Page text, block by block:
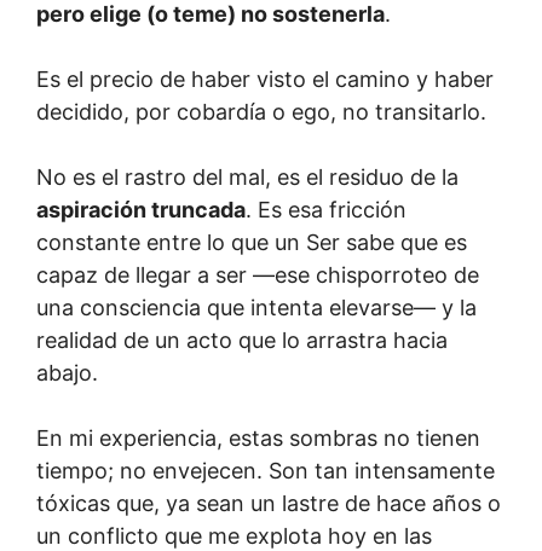
pero elige (o teme) no sostenerla.
Es el precio de haber visto el camino y haber
decidido, por cobardía o ego, no transitarlo.
No es el rastro del mal, es el residuo de la
aspiración truncada. Es esa fricción
constante entre lo que un Ser sabe que es
capaz de llegar a ser —ese chisporroteo de
una consciencia que intenta elevarse— y la
realidad de un acto que lo arrastra hacia
abajo.
En mi experiencia, estas sombras no tienen
tiempo; no envejecen. Son tan intensamente
tóxicas que, ya sean un lastre de hace años o
un conflicto que me explota hoy en las